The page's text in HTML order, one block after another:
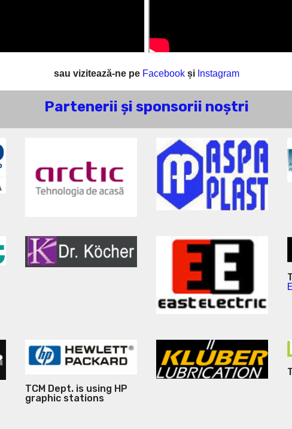
sau vizitează-ne pe Facebook și Instagram
Partenerii și sponsorii noștri
TCM Dept. is using HP
graphic stations